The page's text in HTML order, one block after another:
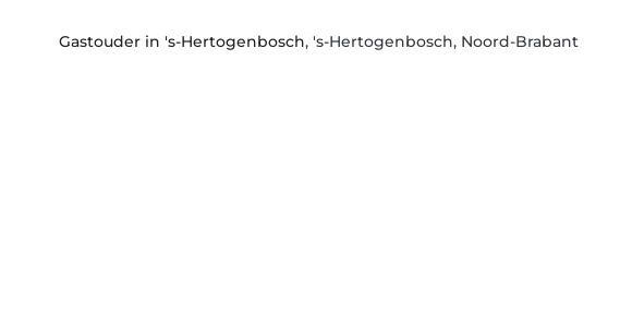
Gastouder in 's-Hertogenbosch, 's-Hertogenbosch, Noord-Brabant